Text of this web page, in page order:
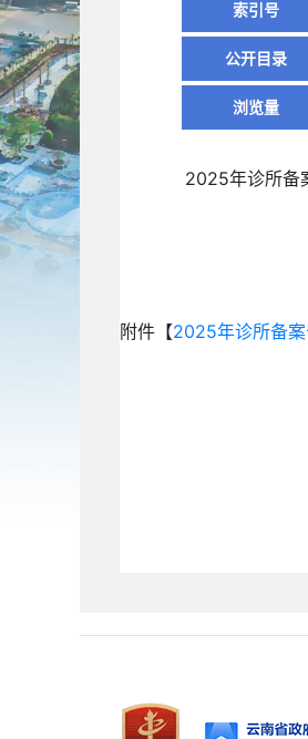
索引号
公开目录
浏览量
2025年诊所备
附件【2025年诊所备